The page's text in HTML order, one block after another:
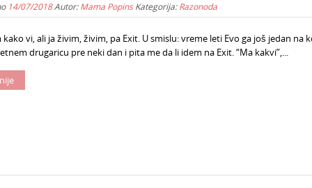
14/07/2018Autor:Mama PopinsKategorija: Razonoda
kako vi, ali ja živim, živim, pa Exit. U smislu: vreme leti Evo ga još jedan na
drugaricu pre neki dan i pita me da li idem na Exit. “Ma kakvi”,...